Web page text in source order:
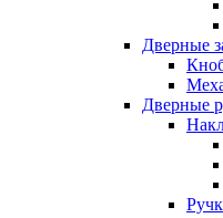
Дверные
Дверные